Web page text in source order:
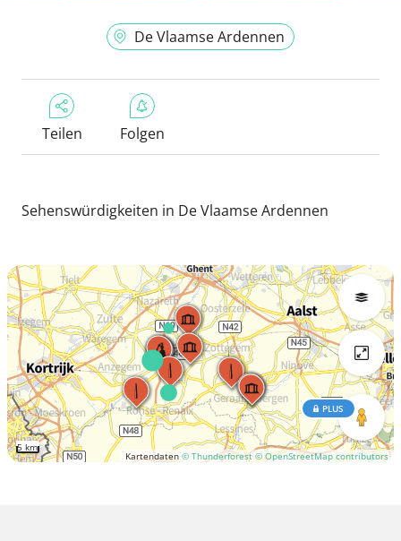
De Vlaamse Ardennen
Teilen Folgen
Sehenswürdigkeiten in De Vlaamse Ardennen
Kartendaten © Thunderforest © OpenStreetMap contributors
PLUS
5 km